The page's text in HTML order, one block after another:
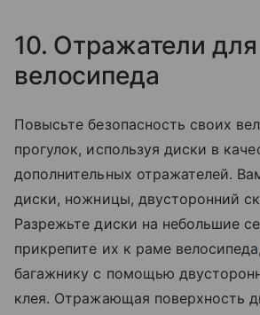
10. Отражатели для
велосипеда
Повысьте безопасность своих
прогулок, используя диски в
дополнительных отражателей.
диски, ножницы, двусторонний
Разрежьте диски на небольшие
прикрепите их к раме велосипеда,
багажнику с помощью
клея. Отражающая поверхность